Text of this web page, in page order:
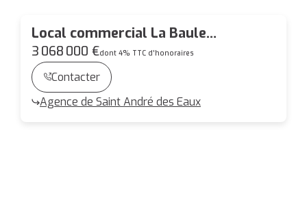
Local commercial La Baule
Escoublac 1722 m2
3 068 000 €dont 4% TTC d'honoraires
Contacter
Agence de Saint André des Eaux